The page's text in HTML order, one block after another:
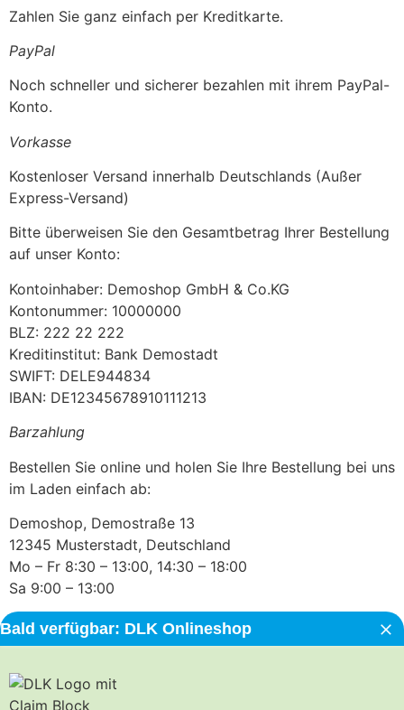
Zahlen Sie ganz einfach per Kreditkarte.
PayPal
Noch schneller und sicherer bezahlen mit ihrem PayPal-
Konto.
Vorkasse
Kostenloser Versand innerhalb Deutschlands (Außer
Express-Versand)
Bitte überweisen Sie den Gesamtbetrag Ihrer Bestellung
auf unser Konto:
Kontoinhaber: Demoshop GmbH & Co.KG
Kontonummer: 10000000
BLZ: 222 22 222
Kreditinstitut: Bank Demostadt
SWIFT: DELE944834
IBAN: DE12345678910111213
Barzahlung
Bestellen Sie online und holen Sie Ihre Bestellung bei uns
im Laden einfach ab:
Demoshop, Demostraße 13
12345 Musterstadt, Deutschland
Mo – Fr 8:30 – 13:00, 14:30 – 18:00
Sa 9:00 – 13:00
Bald verfügbar: DLK Onlineshop